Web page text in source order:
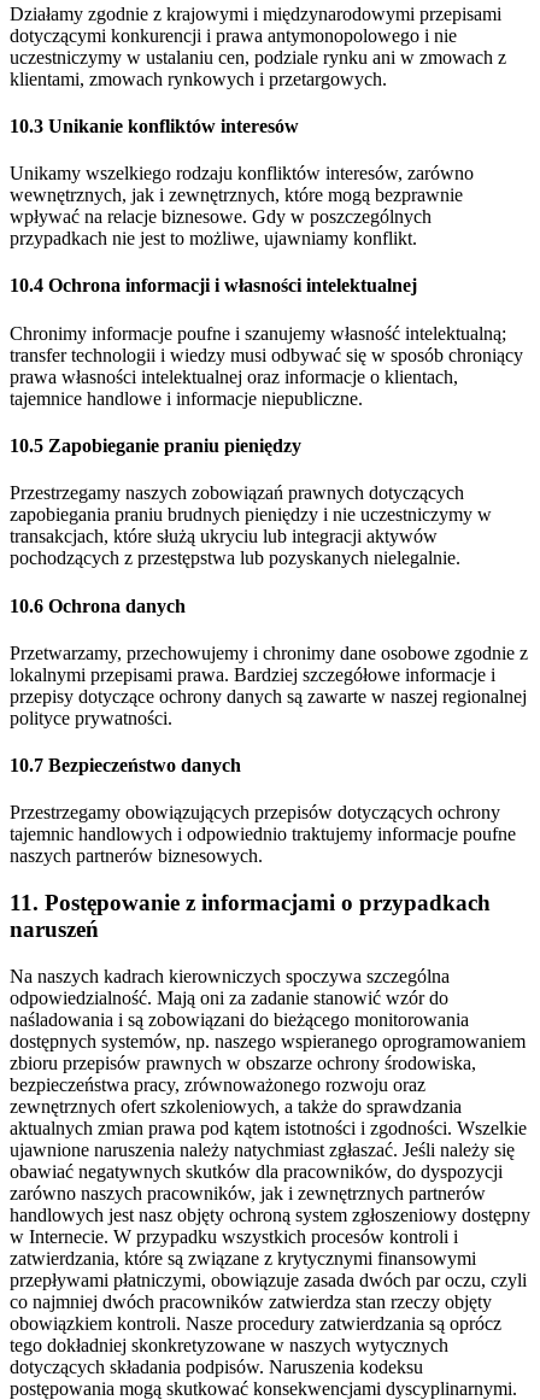
Działamy zgodnie z krajowymi i międzynarodowymi przepisami
dotyczącymi konkurencji i prawa antymonopolowego i nie
uczestniczymy w ustalaniu cen, podziale rynku ani w zmowach z
klientami, zmowach rynkowych i przetargowych.
10.3 Unikanie konfliktów interesów
Unikamy wszelkiego rodzaju konfliktów interesów, zarówno
wewnętrznych, jak i zewnętrznych, które mogą bezprawnie
wpływać na relacje biznesowe. Gdy w poszczególnych
przypadkach nie jest to możliwe, ujawniamy konflikt.
10.4 Ochrona informacji i własności intelektualnej
Chronimy informacje poufne i szanujemy własność intelektualną;
transfer technologii i wiedzy musi odbywać się w sposób chroniący
prawa własności intelektualnej oraz informacje o klientach,
tajemnice handlowe i informacje niepubliczne.
10.5 Zapobieganie praniu pieniędzy
Przestrzegamy naszych zobowiązań prawnych dotyczących
zapobiegania praniu brudnych pieniędzy i nie uczestniczymy w
transakcjach, które służą ukryciu lub integracji aktywów
pochodzących z przestępstwa lub pozyskanych nielegalnie.
10.6 Ochrona danych
Przetwarzamy, przechowujemy i chronimy dane osobowe zgodnie z
lokalnymi przepisami prawa. Bardziej szczegółowe informacje i
przepisy dotyczące ochrony danych są zawarte w naszej regionalnej
polityce prywatności.
10.7 Bezpieczeństwo danych
Przestrzegamy obowiązujących przepisów dotyczących ochrony
tajemnic handlowych i odpowiednio traktujemy informacje poufne
naszych partnerów biznesowych.
11. Postępowanie z informacjami o przypadkach
naruszeń
Na naszych kadrach kierowniczych spoczywa szczególna
odpowiedzialność. Mają oni za zadanie stanowić wzór do
naśladowania i są zobowiązani do bieżącego monitorowania
dostępnych systemów, np. naszego wspieranego oprogramowaniem
zbioru przepisów prawnych w obszarze ochrony środowiska,
bezpieczeństwa pracy, zrównoważonego rozwoju oraz
zewnętrznych ofert szkoleniowych, a także do sprawdzania
aktualnych zmian prawa pod kątem istotności i zgodności. Wszelkie
ujawnione naruszenia należy natychmiast zgłaszać. Jeśli należy się
obawiać negatywnych skutków dla pracowników, do dyspozycji
zarówno naszych pracowników, jak i zewnętrznych partnerów
handlowych jest nasz objęty ochroną system zgłoszeniowy dostępny
w Internecie. W przypadku wszystkich procesów kontroli i
zatwierdzania, które są związane z krytycznymi finansowymi
przepływami płatniczymi, obowiązuje zasada dwóch par oczu, czyli
co najmniej dwóch pracowników zatwierdza stan rzeczy objęty
obowiązkiem kontroli. Nasze procedury zatwierdzania są oprócz
tego dokładniej skonkretyzowane w naszych wytycznych
dotyczących składania podpisów. Naruszenia kodeksu
postępowania mogą skutkować konsekwencjami dyscyplinarnymi.